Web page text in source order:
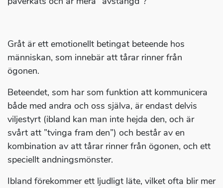
Gråt är ett emotionellt betingat beteende hos
människan, som innebär att tårar rinner från
ögonen.
Beteendet, som har som funktion att kommunicera
både med andra och oss själva, är endast delvis
viljestyrt (ibland kan man inte hejda den, och är
svårt att ”tvinga fram den”) och består av en
kombination av att tårar rinner från ögonen, och ett
speciellt andningsmönster.
Ibland förekommer ett ljudligt läte, vilket ofta blir mer